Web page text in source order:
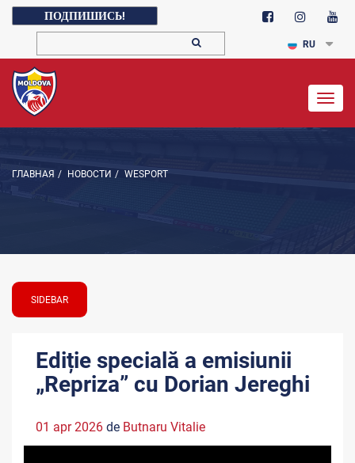
ПОДПИШИСЬ!
RU
ГЛАВНАЯ / НОВОСТИ / WESPORT
SIDEBAR
Ediție specială a emisiunii
„Repriza” cu Dorian Jereghi
01 apr 2026 de Butnaru Vitalie